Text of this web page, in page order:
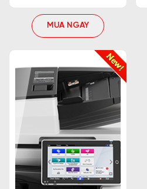
khi máy được giao đến tay
khách hàng hãy yên tâm về
Trên đây là bài viết cung cấp
thông tin cần thiết về máy
vọng qua bài viết này, khách
cho mình một chiếc máy đa
với nhu cầu sử dụng của
một trải nghiệm mua sắm
MUA NGAY